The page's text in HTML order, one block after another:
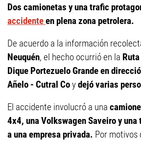
Dos camionetas y una trafic
accidenteen plena zona petrolera.
De acuerdo a la información
Neuquén, el hecho ocurrió en la
Dique Portezuelo Grande en
Añelo - Cutral Coydejó varias
El accidente involucró a una
4x4, una Volkswagen Saveiro y
a una empresa privada. Por motivos